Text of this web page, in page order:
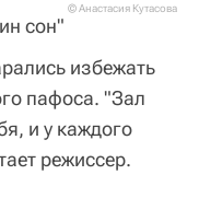
© Анастасия Кутасова
сон"
избежать
пафоса. "Зал
и у каждого
режиссер.